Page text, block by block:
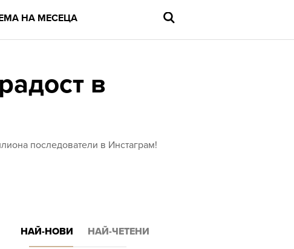
НА МЕСЕЦА
в
последователи в Инстаграм!
НАЙ-НОВИ НАЙ-ЧЕТЕНИ